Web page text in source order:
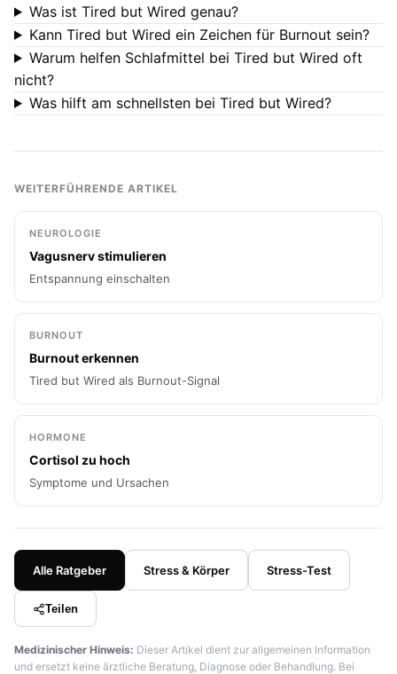
Was ist Tired but Wired genau?
Kann Tired but Wired ein Zeichen für Burnout sein?
Warum helfen Schlafmittel bei Tired but Wired oft
nicht?
Was hilft am schnellsten bei Tired but Wired?
WEITERFÜHRENDE ARTIKEL
NEUROLOGIE
Vagusnerv stimulieren
Entspannung einschalten
BURNOUT
Burnout erkennen
Tired but Wired als Burnout-Signal
HORMONE
Cortisol zu hoch
Symptome und Ursachen
Alle Ratgeber Stress & Körper Stress-Test
Teilen
Medizinischer Hinweis: Dieser Artikel dient zur allgemeinen Information
und ersetzt keine ärztliche Beratung, Diagnose oder Behandlung. Bei